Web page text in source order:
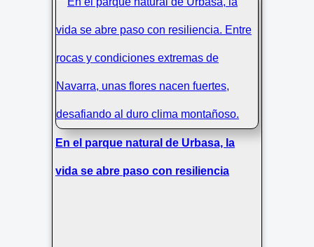
En el parque natural de Urbasa, la
vida se abre paso con resiliencia